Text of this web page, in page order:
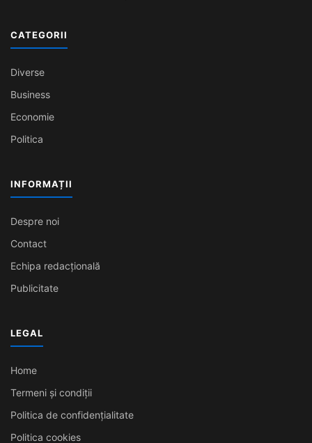
CATEGORII
Diverse
Business
Economie
Politica
INFORMAȚII
Despre noi
Contact
Echipa redacțională
Publicitate
LEGAL
Home
Termeni și condiții
Politica de confidențialitate
Politica cookies